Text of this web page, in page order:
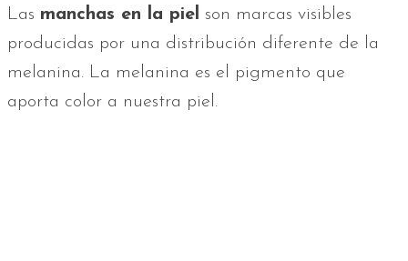
Las manchas en la piel son marcas visibles
producidas por una distribución diferente de la
melanina. La melanina es el pigmento que
aporta color a nuestra piel.